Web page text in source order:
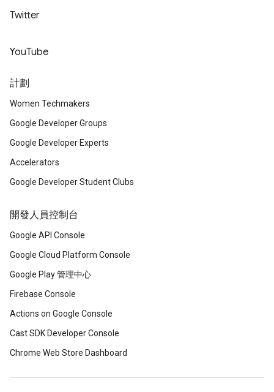
Twitter
YouTube
計劃
Women Techmakers
Google Developer Groups
Google Developer Experts
Accelerators
Google Developer Student Clubs
開發人員控制台
Google API Console
Google Cloud Platform Console
Google Play 管理中心
Firebase Console
Actions on Google Console
Cast SDK Developer Console
Chrome Web Store Dashboard